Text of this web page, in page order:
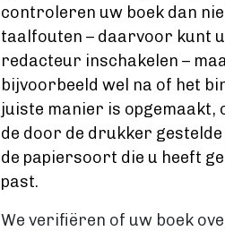
controleren uw boek dan
taalfouten – daarvoor kunt u
redacteur inschakelen –
bijvoorbeeld wel na of het
juiste manier is opgemaakt,
de door de drukker
de papiersoort die u heeft
past.
We verifiëren of uw boek